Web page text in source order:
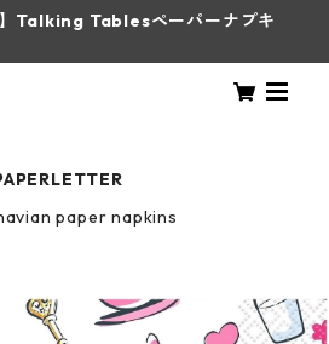
】Talking Tablesペーパーナプキ
paper napkins